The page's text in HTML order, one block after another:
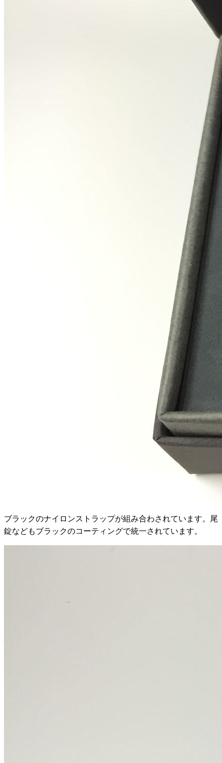
ブラックのナイロンストラップが組み合わされています。尾
錠などもブラックのコーティングで統一されています。